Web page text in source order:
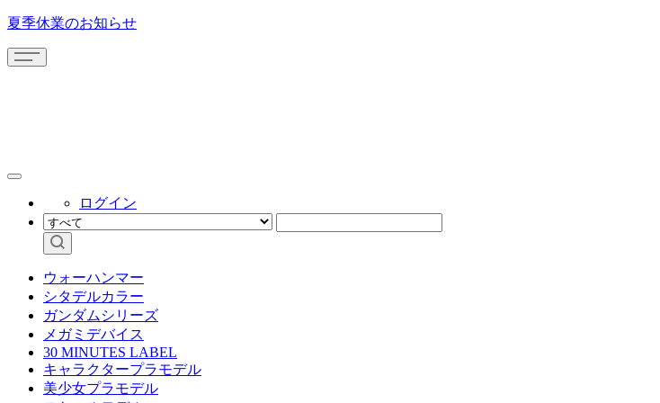
夏季休業のお知らせ
ログイン
ウォーハンマー
シタデルカラー
ガンダムシリーズ
メガミデバイス
30 MINUTES LABEL
キャラクタープラモデル
美少女プラモデル